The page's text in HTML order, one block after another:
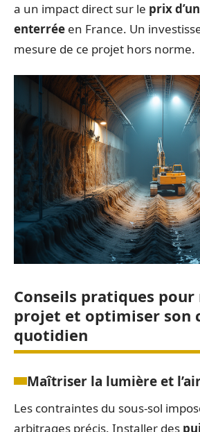
a un impact direct sur le prix
enterrée en France. Un
mesure de ce projet hors norme.
Conseils pratiques pour
projet et optimiser son
quotidien
Maîtriser la lumière et
Les contraintes du sous-sol
arbitrages précis. Installer des